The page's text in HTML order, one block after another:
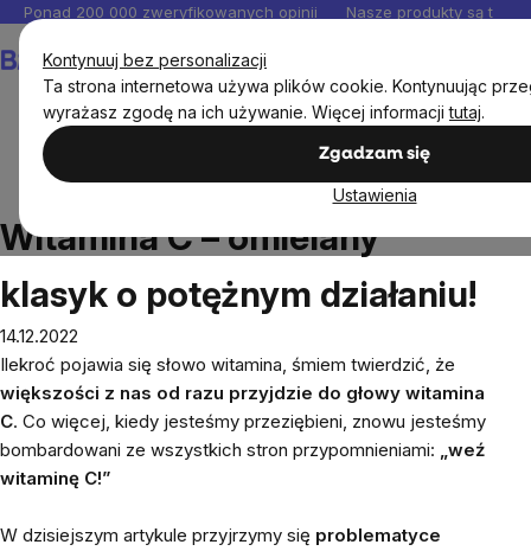
Kontynuuj bez personalizacji
Ta strona internetowa używa plików cookie. Kontynuując
wyrażasz zgodę na ich używanie. Więcej informacjitutaj.
Zgadzam się
Ustawienia
Przejść
do
treści
Ponad 200 000 zweryfikowanych opinii Nasze produkty są
Witamina C – omielany
klasyk o potężnym działaniu!
14.12.2022
Ilekroć pojawia się słowo witamina, śmiem twierdzić, że
większości z nas od razu przyjdzie do głowy witamina
C. Co więcej, kiedy jesteśmy przeziębieni, znowu jesteśmy
bombardowani ze wszystkich stron przypomnieniami: „weź
witaminę C!”
W dzisiejszym artykule przyjrzymy się problematyce